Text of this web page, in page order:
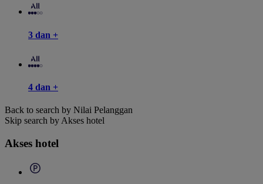
3 dan +
4 dan +
Back to search by Nilai Pelanggan
Skip search by Akses hotel
Akses hotel